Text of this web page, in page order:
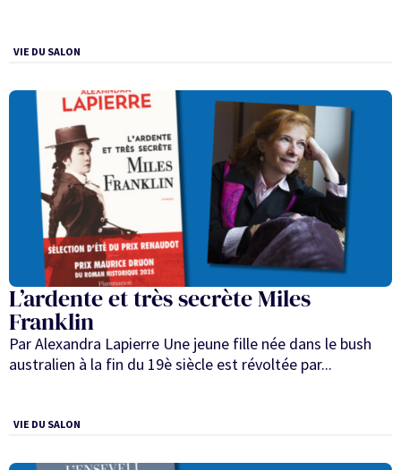
VIE DU SALON
L’ardente et très secrète Miles
Franklin
Par Alexandra Lapierre Une jeune fille née dans le bush
australien à la fin du 19è siècle est révoltée par...
VIE DU SALON